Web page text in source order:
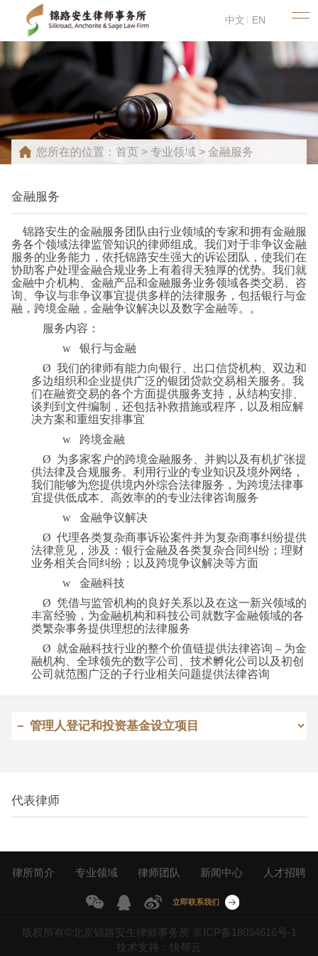
中文 EN
您所在的位置：首页 >专业领域 > 金融服务
金融服务
锦路安生的金融服务团队由行业领域的专家和拥有金融服
务各个领域法律监管知识的律师组成。我们对于非争议金融
服务的业务能力，依托锦路安生强大的诉讼团队，使我们在
协助客户处理金融合规业务上有着得天独厚的优势。我们就
金融中介机构、金融产品和金融服务业务领域各类交易、咨
询、争议与非争议事宜提供多样的法律服务，包括银行与金
融，跨境金融，金融争议解决以及数字金融等。。
服务内容：
w
银行与金融
Ø 我们的律师有能力向银行、出口信贷机构、双边和
多边组织和企业提供广泛的银团贷款交易相关服务。我
们在融资交易的各个方面提供服务支持，从结构安排、
谈判到文件编制，还包括补救措施或程序，以及相应解
决方案和重组安排事宜
w
跨境金融
Ø 为多家客户的跨境金融服务、并购以及有机扩张提
供法律及合规服务。利用行业的专业知识及境外网络，
我们能够为您提供境内外综合法律服务，为跨境法律事
宜提供低成本、高效率的的专业法律咨询服务
w
金融争议解决
Ø 代理各类复杂商事诉讼案件并为复杂商事纠纷提供
法律意见，涉及：银行金融及各类复杂合同纠纷；理财
业务相关合同纠纷；以及跨境争议解决等方面
w
金融科技
Ø 凭借与监管机构的良好关系以及在这一新兴领域的
丰富经验，为金融机构和科技公司就数字金融领域的各
类繁杂事务提供理想的法律服务
Ø 就金融科技行业的整个价值链提供法律咨询 – 为金
融机构、全球领先的数字公司、技术孵化公司以及初创
公司就范围广泛的子行业相关问题提供法律咨询
代表律师
律所简介 专业领域 律师团队 新闻中心
人才招聘
立即联系我们
版权所有©北京锦路安生律师事务所 京ICP备18034616号-1
技术支持：快帮云